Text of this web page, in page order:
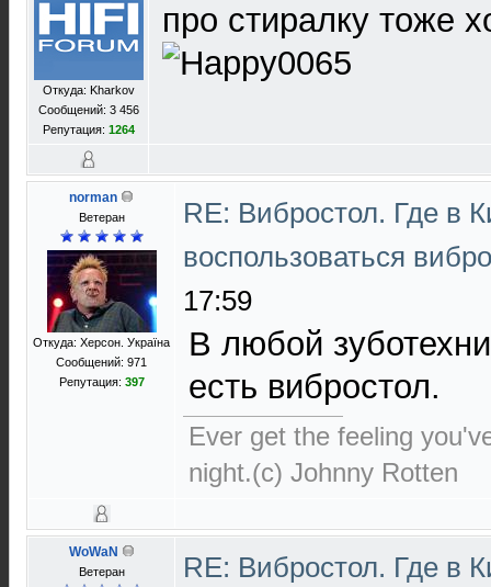
Откуда: Kharkov
Сообщений: 3 456
Репутация: 1264
про стиралку тоже
norman
Ветеран
Откуда: Херсон. Україна
Сообщений: 971
Репутация: 397
RE: Вибростол. Где в
воспользоваться
17:59
В любой
есть вибростол.
Ever get the feeling
night.(с) Johnny Rotten
WoWaN
Ветеран
RE: Вибростол. Где в